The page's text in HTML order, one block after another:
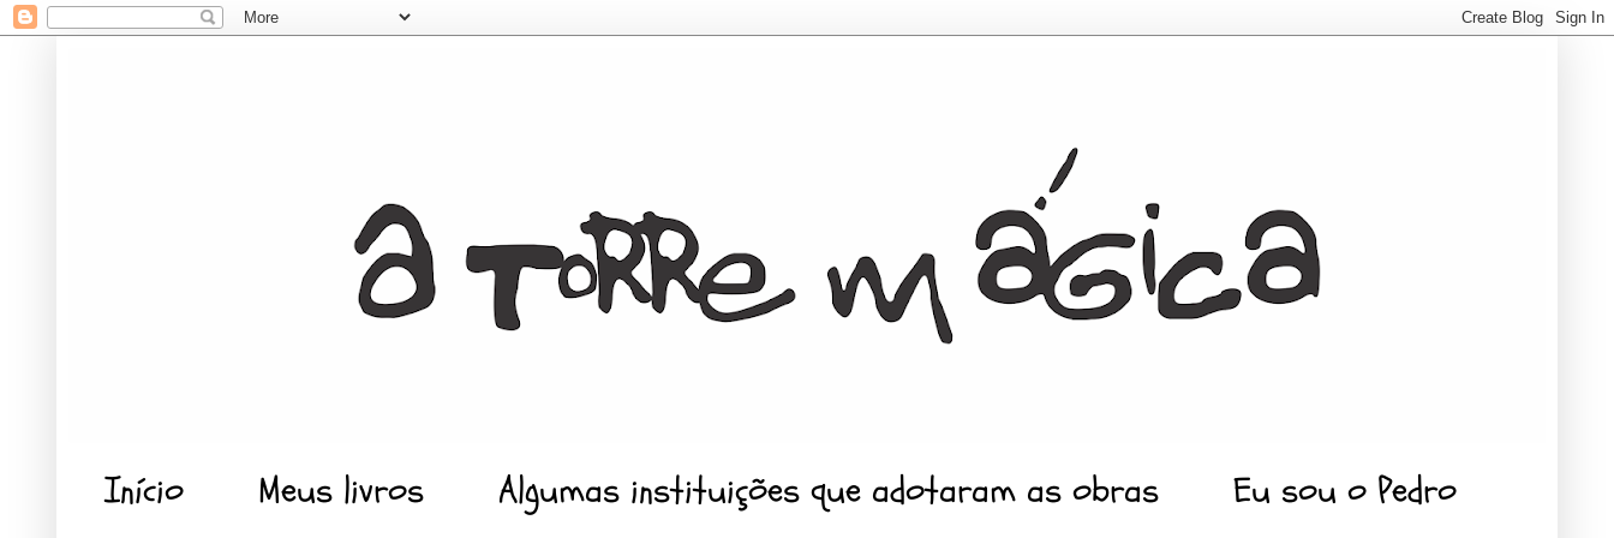
Início Meus livros Algumas instituições que adotaram as obras Eu sou o Pedro